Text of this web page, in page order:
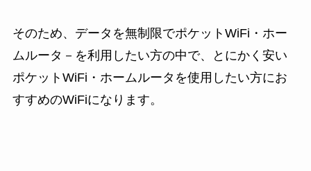
そのため、データを無制限でポケットWiFi・ホー
ムルータ－を利用したい方の中で、とにかく安い
ポケットWiFi・ホームルータを使用したい方にお
すすめのWiFiになります。